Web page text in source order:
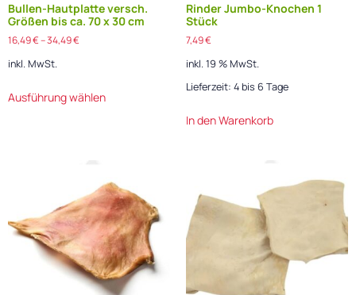
Bullen-Hautplatte versch.
Größen bis ca. 70 x 30 cm
16,49€–34,49€
inkl. MwSt.
Ausführung wählen
Rinder Jumbo-Knochen 1
Stück
7,49€
inkl. 19 % MwSt.
Lieferzeit: 4 bis 6 Tage
In den Warenkorb